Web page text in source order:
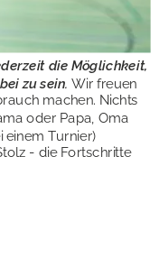
die Möglichkeit,
zu sein. Wir freuen
machen. Nichts
oder Papa, Oma
einem Turnier)
- die Fortschritte